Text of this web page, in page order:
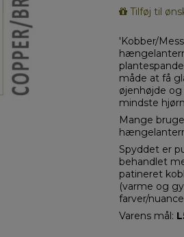
Tilføj til
'Kobber/
måde at få
øjenhøjde
mindste
Mange
Spyddet er
behandlet
patineret
(varme og
farver/
Varens mål: